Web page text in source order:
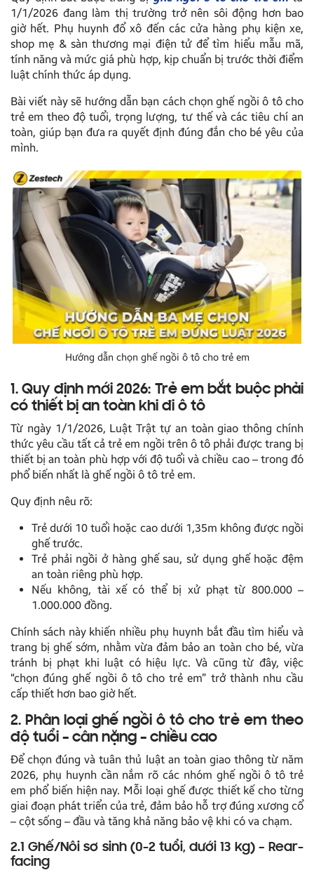
1/1/2026 đang làm thị trường trở nên sôi động hơn bao
giờ hết. Phụ huynh đổ xô đến các cửa hàng phụ kiện xe,
shop mẹ & sàn thương mại điện tử để tìm hiểu mẫu mã,
tính năng và mức giá phù hợp, kịp chuẩn bị trước thời điểm
luật chính thức áp dụng.
Bài viết này sẽ hướng dẫn bạn cách chọn ghế ngồi ô tô cho
trẻ em theo độ tuổi, trọng lượng, tư thế và các tiêu chí an
toàn, giúp bạn đưa ra quyết định đúng đắn cho bé yêu của
mình.
Hướng dẫn chọn ghế ngồi ô tô cho trẻ em
1. Quy định mới 2026: Trẻ em bắt buộc phải
có thiết bị an toàn khi đi ô tô
Từ ngày 1/1/2026, Luật Trật tự an toàn giao thông chính
thức yêu cầu tất cả trẻ em ngồi trên ô tô phải được trang bị
thiết bị an toàn phù hợp với độ tuổi và chiều cao – trong đó
phổ biến nhất là ghế ngồi ô tô trẻ em.
Quy định nêu rõ:
Trẻ dưới 10 tuổi hoặc cao dưới 1,35m không được ngồi
ghế trước.
Trẻ phải ngồi ở hàng ghế sau, sử dụng ghế hoặc đệm
an toàn riêng phù hợp.
Nếu không, tài xế có thể bị xử phạt từ 800.000 –
1.000.000 đồng.
Chính sách này khiến nhiều phụ huynh bắt đầu tìm hiểu và
trang bị ghế sớm, nhằm vừa đảm bảo an toàn cho bé, vừa
tránh bị phạt khi luật có hiệu lực. Và cũng từ đây, việc
“chọn đúng ghế ngồi ô tô cho trẻ em” trở thành nhu cầu
cấp thiết hơn bao giờ hết.
2. Phân loại ghế ngồi ô tô cho trẻ em theo
độ tuổi – cân nặng – chiều cao
Để chọn đúng và tuân thủ luật an toàn giao thông từ năm
2026, phụ huynh cần nắm rõ các nhóm ghế ngồi ô tô trẻ
em phổ biến hiện nay. Mỗi loại ghế được thiết kế cho từng
giai đoạn phát triển của trẻ, đảm bảo hỗ trợ đúng xương cổ
– cột sống – đầu và tăng khả năng bảo vệ khi có va chạm.
2.1 Ghế/Nôi sơ sinh (0-2 tuổi, dưới 13 kg) – Rear-
facing